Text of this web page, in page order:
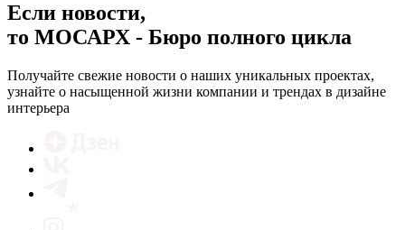
Если новости,
то МОСАРХ - Бюро полного цикла
Получайте свежие новости о наших уникальных проектах,
узнайте о насыщенной жизни компании и трендах в дизайне
интерьера